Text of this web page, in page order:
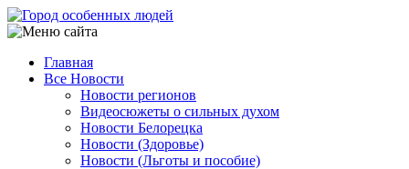
Перейти
к
содержанию
Main
navigation
Главная
Все Новости
Новости регионов
Видеосюжеты о сильных духом
Новости Белорецка
Новости (Здоровье)
Новости (Льготы и пособие)